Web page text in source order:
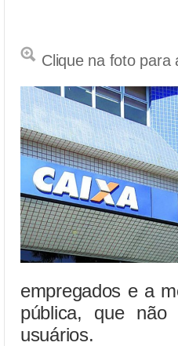
Clique na foto para
empregados e a
pública, que
usuários.